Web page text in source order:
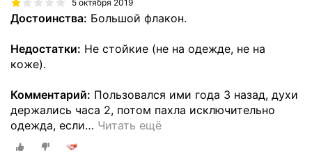
5 октября 2019
Достоинства: Большой флакон.
Недостатки: Не стойкие (не на одежде, не на
коже).
Комментарий: Пользовался ими года 3 назад, духи
держались часа 2, потом пахла исключительно
одежда, если… Читать ещё